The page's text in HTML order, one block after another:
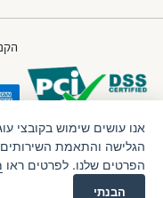
חברת IBB GROUP (איי.בי.בי. גרופ) בע"מ
הגלישה והתאמת
הפרטים שלנו. לפרטים ראו
הבנתי